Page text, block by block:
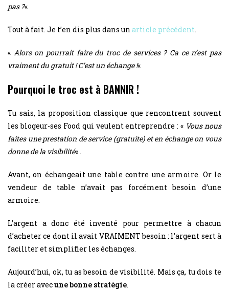
pas ?«
Tout à fait. Je t’en dis plus dans un article précédent.
« Alors on pourrait faire du troc de services ? Ca ce n’est pas
vraiment du gratuit ! C’est un échange !«
Pourquoi le troc est à BANNIR !
Tu sais, la proposition classique que rencontrent souvent
les blogeur-ses Food qui veulent entreprendre : « Vous nous
faites une prestation de service (gratuite) et en échange on vous
donne de la visibilité« .
Avant, on échangeait une table contre une armoire. Or le
vendeur de table n’avait pas forcément besoin d’une
armoire.
L’argent a donc été inventé pour permettre à chacun
d’acheter ce dont il avait VRAIMENT besoin : l’argent sert à
faciliter et simplifier les échanges.
Aujourd’hui, ok, tu as besoin de visibilité. Mais ça, tu dois te
la créer avecune bonne stratégie.